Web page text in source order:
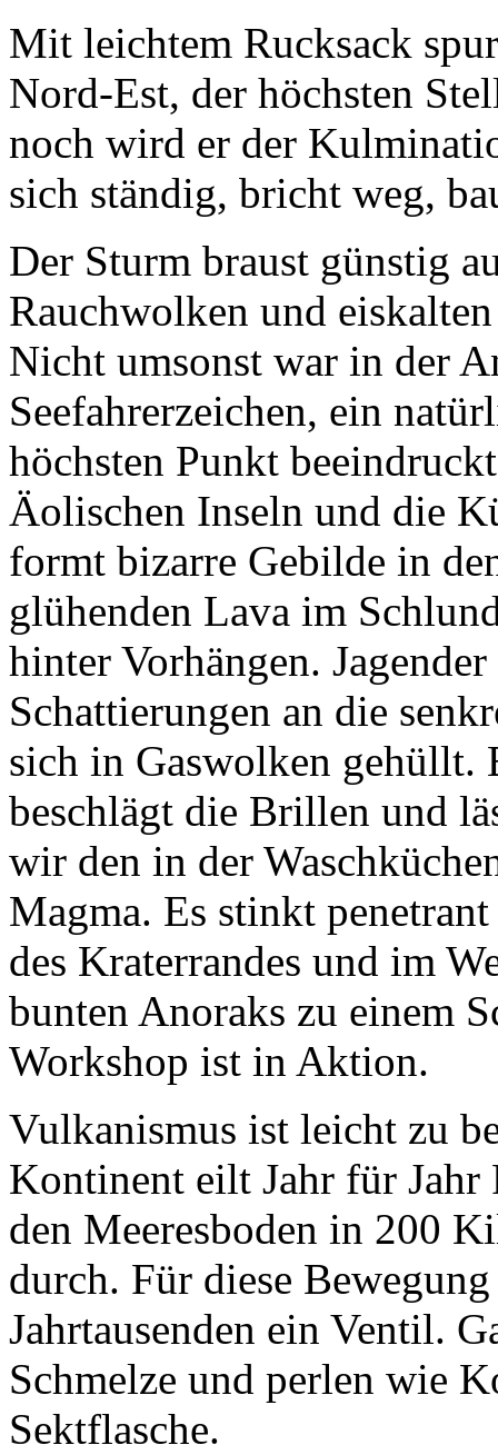
Mit leichtem Rucksack
Nord-Est, der höchsten
noch wird er der
sich ständig, bricht weg,
Der Sturm braust günstig
Rauchwolken und
Nicht umsonst war in der
Seefahrerzeichen, ein
höchsten Punkt
Äolischen Inseln und die
formt bizarre Gebilde in
glühenden Lava im
hinter Vorhängen.
Schattierungen an die
sich in Gaswolken gehüllt.
beschlägt die Brillen und
wir den in der
Magma. Es stinkt
des Kraterrandes und im
bunten Anoraks zu einem
Workshop ist in Aktion.
Vulkanismus ist leicht zu
Kontinent eilt Jahr für
den Meeresboden in 200
durch. Für diese
Jahrtausenden ein Ventil.
Schmelze und perlen wie
Sektflasche.